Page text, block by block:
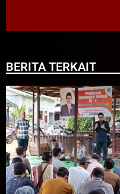
BERITA TERKAIT